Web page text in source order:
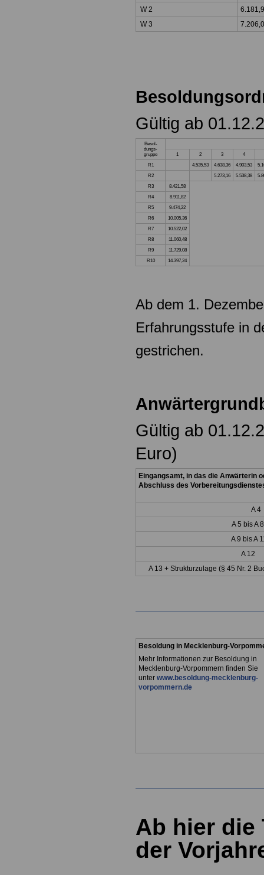
W 2
W 3
Gültig ab
Besol-
dungs-
gruppe
1 2 3
4
R1
4.535,53 4.638,36 4.903,53
R2
5.273,16 5.538,38
R3
8.421,58
R4
8.911,82
R5
9.474,22
R6
10.005,36
R7
10.522,02
R8
11.060,48
R9
11.729,08
R10
14.397,24
Ab dem 1.
Erfahrungsstufe in
gestrichen.
Gültig ab
Euro)
Eingangsamt, in das die Anwärterin
Abschluss des
A 4
A 5 bis A 8
A 9 bis A
A 12
A 13 + Strukturzulage (§ 45 Nr. 2
Besoldung in Mecklenburg-
Mehr Informationen zur Besoldung in
Mecklenburg-Vorpommern finden Sie
unter www.besoldung-mecklenburg-
vorpommern.de
Ab hier die
der